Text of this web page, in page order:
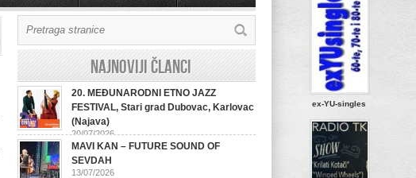
ex-YU-singles
Najnoviji članci
20. MEĐUNARODNI ETNO JAZZ
FESTIVAL, Stari grad Dubovac, Karlovac
(Najava)
20/07/2026
MAVI KAN – FUTURE SOUND OF
SEVDAH
13/07/2026